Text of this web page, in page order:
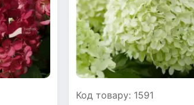
Код товару: 1591